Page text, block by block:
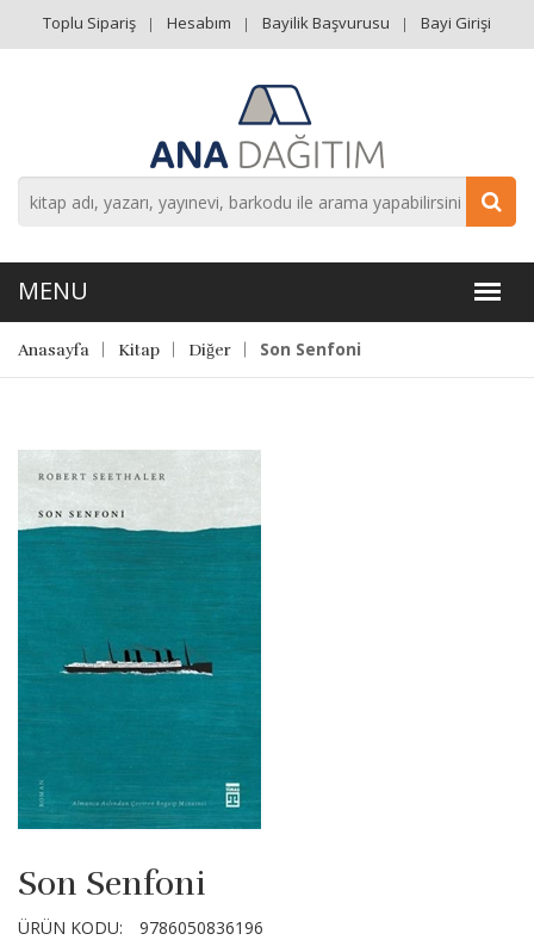
Toplu Sipariş Hesabım Bayilik Başvurusu Bayi Girişi
Anasayfa Kitap Diğer Son Senfoni
Son Senfoni
ÜRÜN KODU:
9786050836196